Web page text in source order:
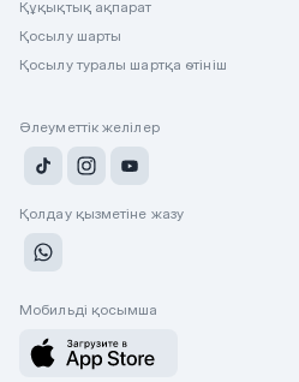
Құқықтық ақпарат
Қосылу шарты
Қосылу туралы шартқа өтініш
Әлеуметтік желілер
Қолдау қызметіне жазу
Мобильді қосымша